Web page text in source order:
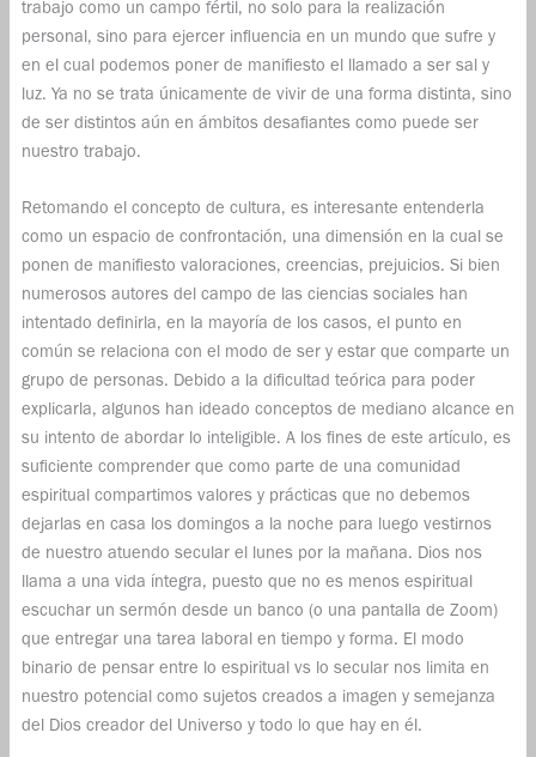
trabajo como un campo fértil, no solo para la realización
personal, sino para ejercer influencia en un mundo que sufre y
en el cual podemos poner de manifiesto el llamado a ser sal y
luz. Ya no se trata únicamente de vivir de una forma distinta, sino
de ser distintos aún en ámbitos desafiantes como puede ser
nuestro trabajo.
Retomando el concepto de cultura, es interesante entenderla
como un espacio de confrontación, una dimensión en la cual se
ponen de manifiesto valoraciones, creencias, prejuicios. Si bien
numerosos autores del campo de las ciencias sociales han
intentado definirla, en la mayoría de los casos, el punto en
común se relaciona con el modo de ser y estar que comparte un
grupo de personas. Debido a la dificultad teórica para poder
explicarla, algunos han ideado conceptos de mediano alcance en
su intento de abordar lo inteligible. A los fines de este artículo, es
suficiente comprender que como parte de una comunidad
espiritual compartimos valores y prácticas que no debemos
dejarlas en casa los domingos a la noche para luego vestirnos
de nuestro atuendo secular el lunes por la mañana. Dios nos
llama a una vida íntegra, puesto que no es menos espiritual
escuchar un sermón desde un banco (o una pantalla de Zoom)
que entregar una tarea laboral en tiempo y forma. El modo
binario de pensar entre lo espiritual vs lo secular nos limita en
nuestro potencial como sujetos creados a imagen y semejanza
del Dios creador del Universo y todo lo que hay en él.